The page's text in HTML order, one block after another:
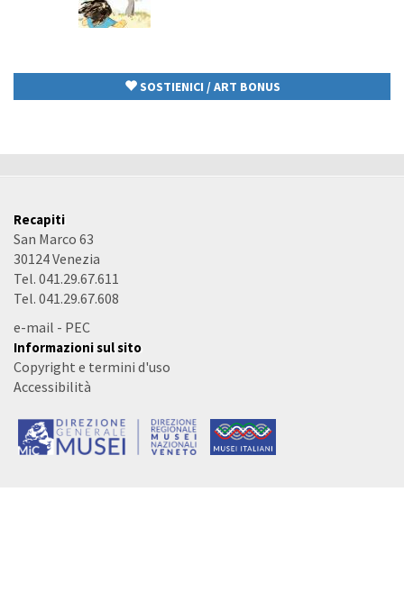
SOSTIENICI / ART BONUS
Recapiti
San Marco 63
30124 Venezia
Tel. 041.29.67.611
Tel. 041.29.67.608
e-mail - PEC
Informazioni sul sito
Copyright e termini d'uso
Accessibilità